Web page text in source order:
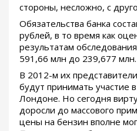
стороны, несложно, с
Обязательства банка
рублей, в то время как
результатам
591,66 млн до 239,677 млн.
В 2012-м их
будут принимать участие
Лондоне. Но сегодня
доросли до массового
цены на бензин вполне